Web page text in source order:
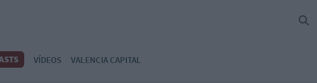
VÍDEOS VALENCIA CAPITAL